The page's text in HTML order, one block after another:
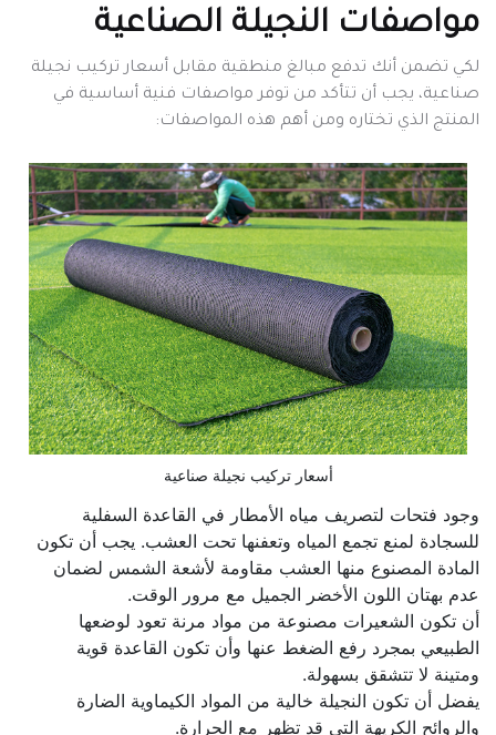
مواصفات النجيلة الصناعية
لكي تضمن أنك تدفع مبالغ منطقية مقابل أسعار تركيب نجيلة
صناعية، يجب أن تتأكد من توفر مواصفات فنية أساسية في
المنتج الذي تختاره ومن أهم هذه المواصفات:
أسعار تركيب نجيلة صناعية
وجود فتحات لتصريف مياه الأمطار في القاعدة السفلية
للسجادة لمنع تجمع المياه وتعفنها تحت العشب. يجب أن تكون
المادة المصنوع منها العشب مقاومة لأشعة الشمس لضمان
عدم بهتان اللون الأخضر الجميل مع مرور الوقت.
أن تكون الشعيرات مصنوعة من مواد مرنة تعود لوضعها
الطبيعي بمجرد رفع الضغط عنها وأن تكون القاعدة قوية
ومتينة لا تتشقق بسهولة.
يفضل أن تكون النجيلة خالية من المواد الكيماوية الضارة
والروائح الكريهة التي قد تظهر مع الحرارة.